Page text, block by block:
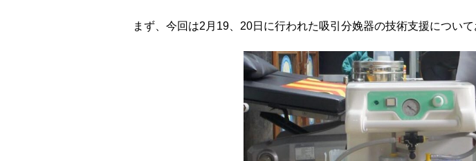
まず、今回は2月19、20日に行われた吸引分娩器の技術支援について